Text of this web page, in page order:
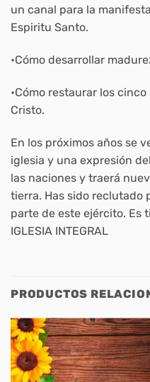
un canal para la
Espiritu Santo.
•Cómo desarrollar
•Cómo restaurar los
Cristo.
En los próximos años se
iglesia y una expresión
las naciones y traerá
tierra. Has sido reclutado
parte de este ejército. Es
IGLESIA INTEGRAL
PRODUCTOS